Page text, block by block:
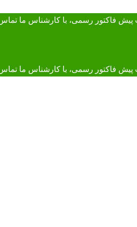
پیش فاکتور رسمی، با کارشناس ما تماس
رسمی، با کارشناس ما تماس بگیرید.